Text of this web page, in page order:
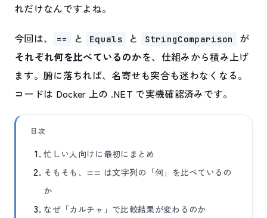
れだけなんですよね。
今回は、 == と Equals と StringComparison
が
それぞれ何を比べているのかを、仕組みから積み上げ
ます。腑に落ちれば、名寄せも突合も迷わなくなる。
コードは Docker 上の .NET で実機確認済みです。
目次
忙しい人向けに最初にまとめ
そもそも、== は文字列の「何」を比べているの
か
なぜ「カルチャ」で比較結果が変わるのか